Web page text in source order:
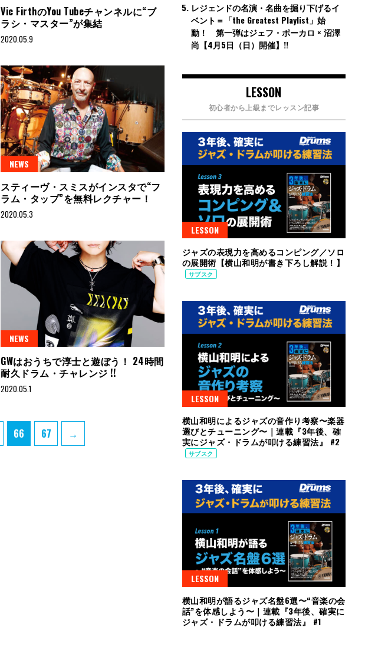
Vic FirthのYou Tubeチャンネルに“ブ
ラシ・マスター”が集結
2020.05.9
NEWS
スティーヴ・スミスがインスタで“フ
ラム・タップ”を無料レクチャー！
2020.05.3
NEWS
GWはおうちで淳士と遊ぼう！ 24時間
耐久ドラム・チャレンジ !!
2020.05.1
Page
66 Page
67 →
レジェンドの名演・名曲を掘り下げるイ
ベント＝「the Greatest Playlist」始
動！ 第一弾はジェフ・ポーカロ × 沼澤
尚【4月5日（日）開催】!!
LESSON
初心者から上級までレッスン記事
LESSON
ジャズの表現力を高めるコンピング／ソロ
の展開術【横山和明が書き下ろし解説！】
サブスク
LESSON
横山和明によるジャズの音作り考察〜楽器
選びとチューニング〜｜連載『3年後、確
実にジャズ・ドラムが叩ける練習法』 #2
サブスク
LESSON
横山和明が語るジャズ名盤6選〜“音楽の会
話”を体感しよう〜｜連載『3年後、確実に
ジャズ・ドラムが叩ける練習法』 #1